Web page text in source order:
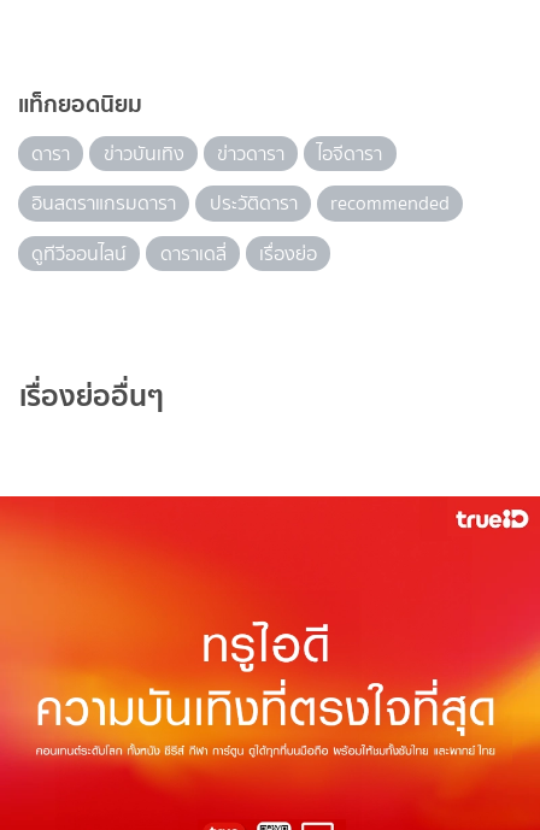
แท็กยอดนิยม
ดารา ข่าวบันเทิง ข่าวดารา
ไอจีดารา
อินสตราแกรมดารา
ประวัติดารา
recommended
ดูทีวีออนไลน์
ดาราเดลี่ เรื่องย่อ
เรื่องย่ออื่นๆ